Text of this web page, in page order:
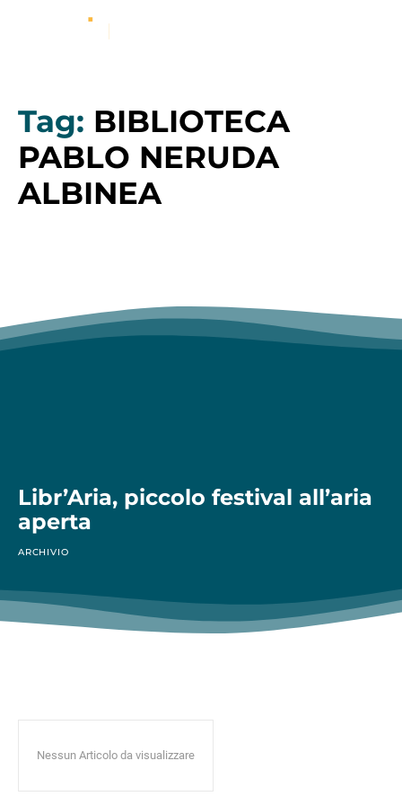
Tag: BIBLIOTECA
PABLO NERUDA
ALBINEA
Libr’Aria, piccolo festival all’aria
aperta
ARCHIVIO
Nessun Articolo da visualizzare